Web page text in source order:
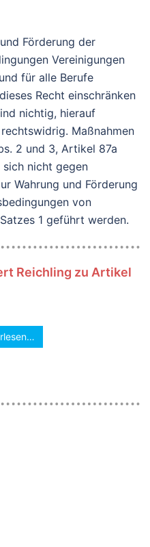
Förderung der
Vereinigungen
für alle Berufe
Recht einschränken
nichtig, hierauf
Maßnahmen
2 und 3, Artikel 87a
nicht gegen
Wahrung und Förderung
von
1 geführt werden.
Reichling zu Artikel